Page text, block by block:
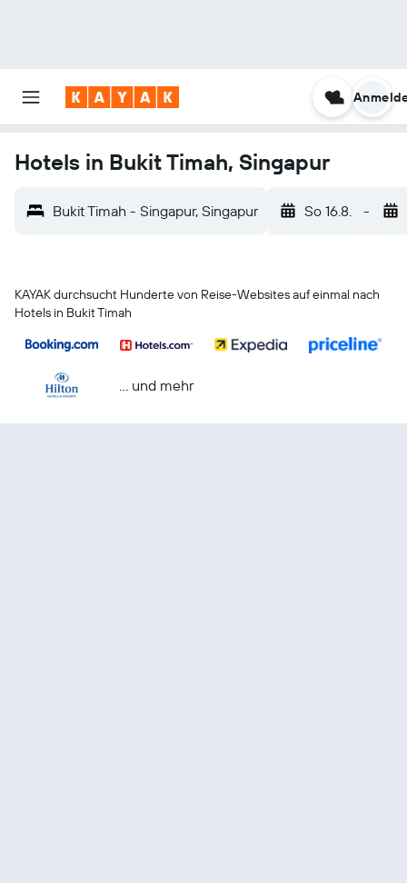
Hotels in Bukit Timah, Singapur
Bukit Timah - Singapur, Singapur So 16.8. -
KAYAK durchsucht Hunderte von Reise-Websites auf einmal nach
Hotels in Bukit Timah
… und mehr